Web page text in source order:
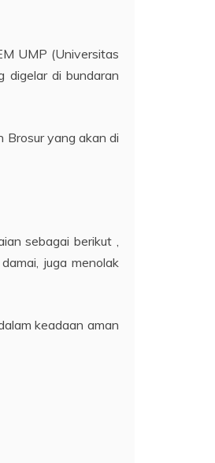
UMP (Universitas
digelar di bundaran
Brosur yang akan di
sebagai berikut ,
juga menolak
keadaan aman